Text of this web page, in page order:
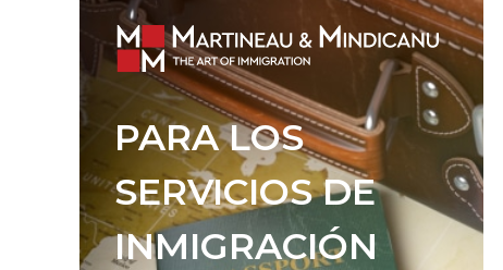
PARA LOS
SERVICIOS DE
INMIGRACIÓN